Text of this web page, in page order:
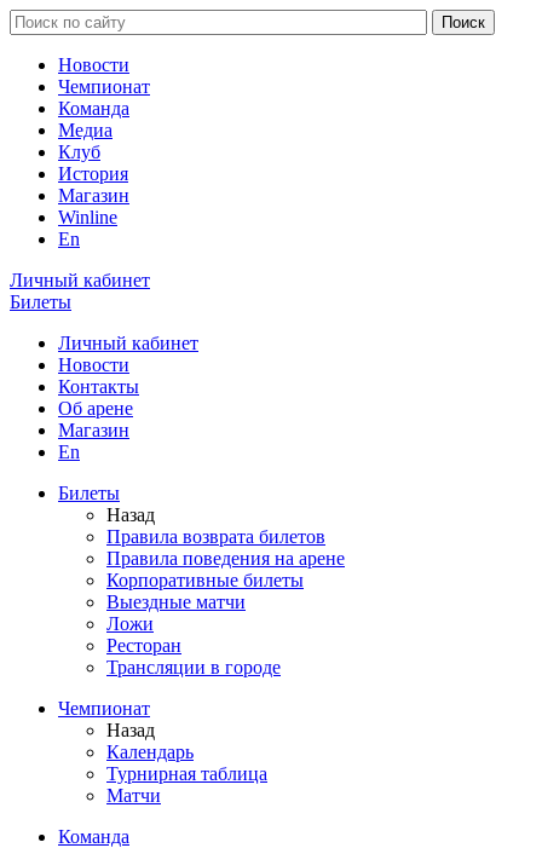
Новости
Чемпионат
Команда
Медиа
Клуб
История
Магазин
Winline
En
Личный кабинет
Билеты
Личный кабинет
Новости
Контакты
Об арене
Магазин
En
Билеты
Назад
Правила возврата билетов
Правила поведения на арене
Корпоративные билеты
Выездные матчи
Ложи
Ресторан
Трансляции в городе
Чемпионат
Назад
Календарь
Турнирная таблица
Матчи
Команда